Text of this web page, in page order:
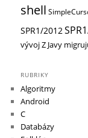
shell
SPR1/2012
vývojZ Javy
RUBRIKY
Algoritmy
Android
C
Databázy